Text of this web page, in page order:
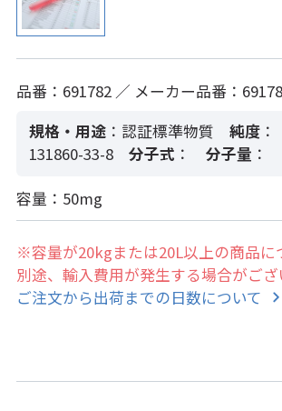
品番：691782 ／ メーカー品番：
規格・用途 ：認証標準物質 純度：
131860-33-8
分子式 ： 分子量 ：
容量：50mg
※容量が20kgまたは20L以上の商品に
別途、輸入費用が発生する場合がござ
ご注文から出荷までの日数について